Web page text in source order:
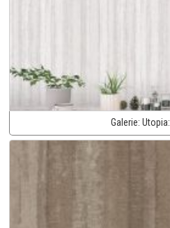
Galerie: Utopia: